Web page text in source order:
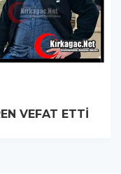
VEFAT ETTİ